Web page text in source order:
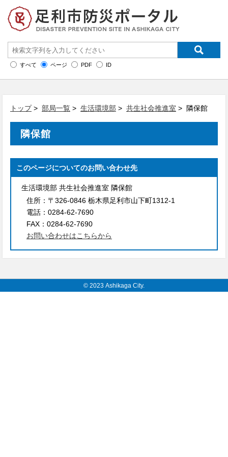
すべて ページ PDF ID
トップ> 部局一覧 > 生活環境部 > 共生社会推進室 > 隣保館
隣保館
このページについてのお問い合わせ先
生活環境部 共生社会推進室 隣保館
住所： 〒326-0846 栃木県足利市山下町1312-1
電話： 0284-62-7690
FAX： 0284-62-7690
お問い合わせはこちらから
© 2023 Ashikaga City.